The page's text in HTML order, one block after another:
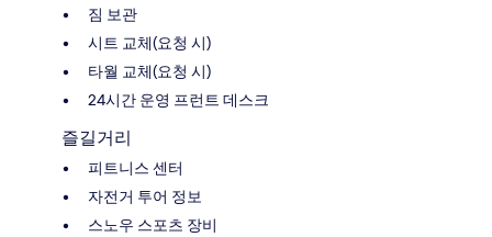
짐 보관
시트 교체(요청 시)
타월 교체(요청 시)
24시간 운영 프런트 데스크
즐길거리
피트니스 센터
자전거 투어 정보
스노우 스포츠 장비